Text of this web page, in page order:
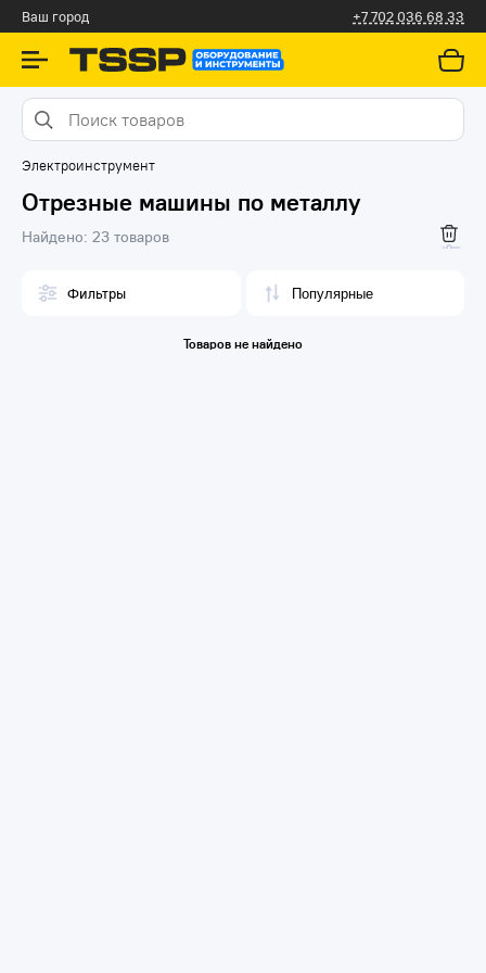
Алматы +7 702 036 68 33
Электроинструмент
Отрезные машины по металлу
Найдено: 23 товаров
Фильтры
Товаров не найдено